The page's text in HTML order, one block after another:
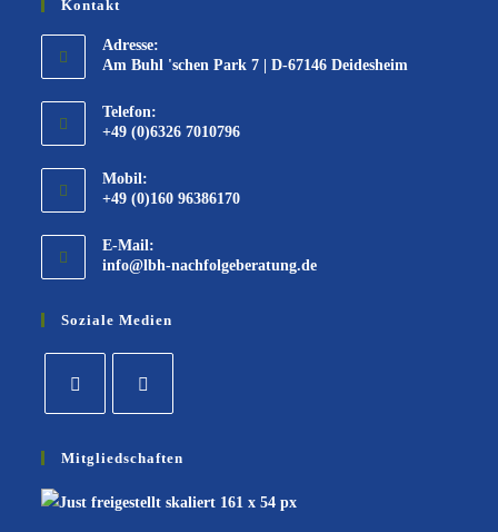
Kontakt
Adresse:
Am Buhl 'schen Park 7 | D-67146 Deidesheim
Telefon:
+49 (0)6326 7010796
Mobil:
+49 (0)160 96386170
E-Mail:
info@lbh-nachfolgeberatung.de
Soziale Medien
Mitgliedschaften